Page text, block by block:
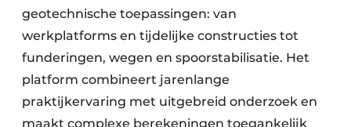
geotechnische toepassingen: van
werkplatforms en tijdelijke constructies tot
funderingen, wegen en spoorstabilisatie. Het
platform combineert jarenlange
praktijkervaring met uitgebreid onderzoek en
maakt complexe berekeningen toegankelijk